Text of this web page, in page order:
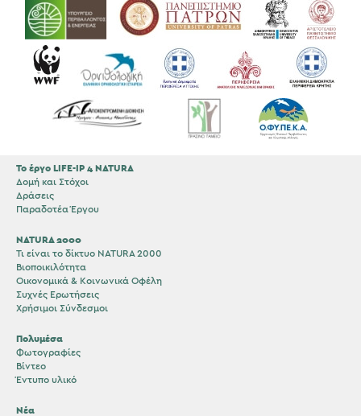
Το έργο LIFE-IP 4 NATURA
Δομή και Στόχοι
Δράσεις
Παραδοτέα Έργου
NATURA 2000
Τι είναι το δίκτυο NATURA 2000
Βιοποικιλότητα
Οικονομικά & Κοινωνικά Οφέλη
Συχνές Ερωτήσεις
Χρήσιμοι Σύνδεσμοι
Πολυμέσα
Φωτογραφίες
Βίντεο
Έντυπο υλικό
Νέα